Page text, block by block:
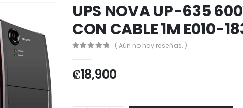
UPS NOVA UP-635
CON CABLE 1M E010-
( Aún no hay reseñas. )
₡18,900